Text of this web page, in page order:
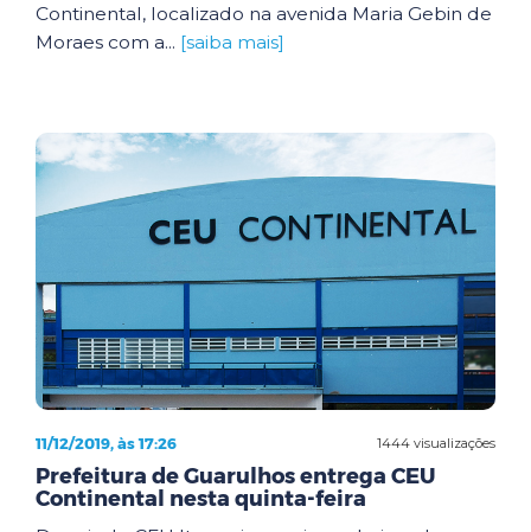
Continental, localizado na avenida Maria Gebin de
Moraes com a... [saiba mais]
1444 visualizações
11/12/2019, às 17:26
Prefeitura de Guarulhos entrega CEU
Continental nesta quinta-feira